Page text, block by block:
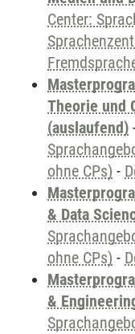
Center:
Theorie und
(auslaufend)
ohne CPs) -
& Data
ohne CPs) -
&